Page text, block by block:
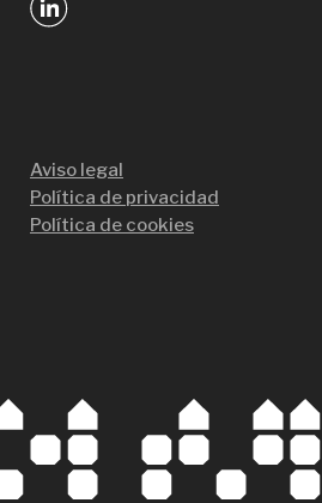
Aviso legal
Política de privacidad
Política de cookies